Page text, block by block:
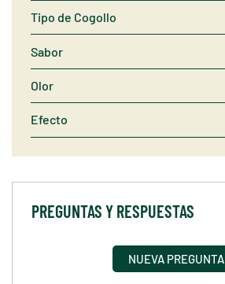
Tipo de Cogollo
Sabor
Olor
Efecto
PREGUNTAS Y RESPUESTAS
NUEVA PREGUNTA